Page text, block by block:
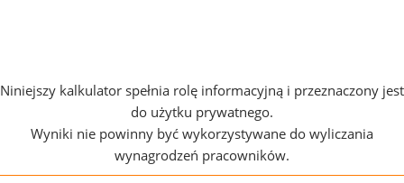
Niniejszy kalkulator spełnia rolę informacyjną i przeznaczony jest
do użytku prywatnego.
Wyniki nie powinny być wykorzystywane do wyliczania
wynagrodzeń pracowników.